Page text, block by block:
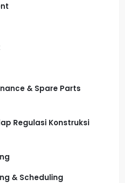
& Spare Parts
Regulasi Konstruksi
& Scheduling